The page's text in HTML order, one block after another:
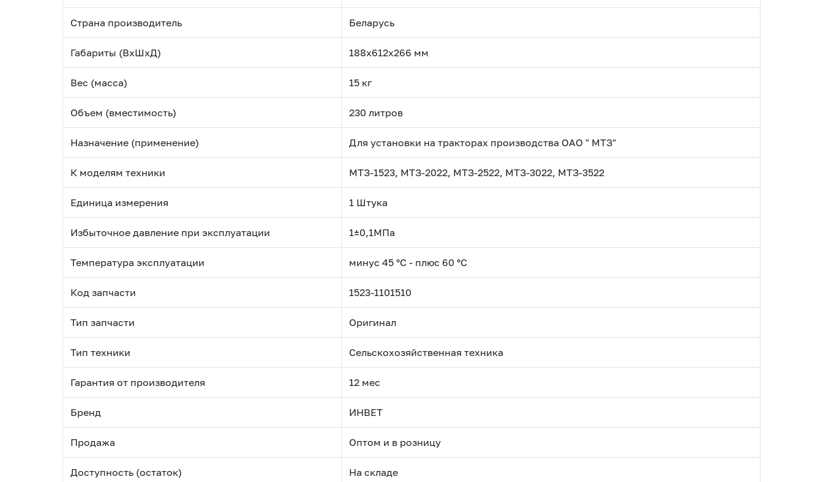
Страна производитель Беларусь
Габариты (ВхШхД) 188х612х266 мм
Вес (масса) 15 кг
Объем (вместимость) 230 литров
Назначение (применение) Для установки на тракторах производства ОАО " МТЗ"
К моделям техники МТЗ-1523, МТЗ-2022, МТЗ-2522, МТЗ-3022, МТЗ-3522
Единица измерения 1 Штука
Избыточное давление при эксплуатации 1±0,1МПа
Температура эксплуатации минус 45 °С - плюс 60 °С
Код запчасти 1523-1101510
Тип запчасти Оригинал
Тип техники Сельскохозяйственная техника
Гарантия от производителя 12 мес
Бренд ИНВЕТ
Продажа Оптом и в розницу
Доступность (остаток) На складе